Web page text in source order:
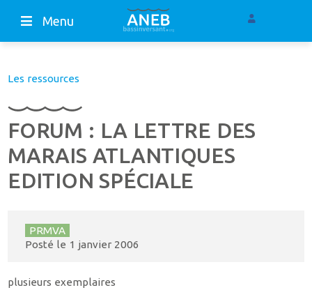
Menu
Les ressources
FORUM : LA LETTRE DES
MARAIS ATLANTIQUES
EDITION SPÉCIALE
PRMVA
Posté le 1 janvier 2006
plusieurs exemplaires